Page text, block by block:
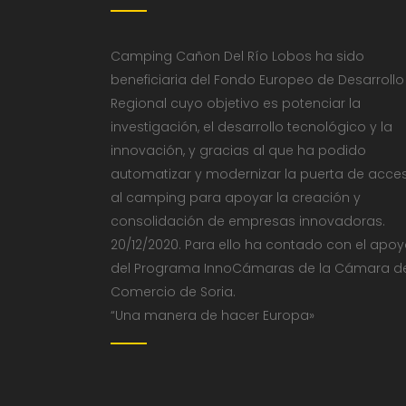
Camping Cañon Del Río Lobos ha sido
beneficiaria del Fondo Europeo de Desarrollo
Regional cuyo objetivo es potenciar la
investigación, el desarrollo tecnológico y la
innovación, y gracias al que ha podido
automatizar y modernizar la puerta de
al camping para apoyar la creación y
consolidación de empresas innovadoras.
20/12/2020. Para ello ha contado con el
del Programa InnoCámaras de la Cámara
Comercio de Soria.
“Una manera de hacer Europa»